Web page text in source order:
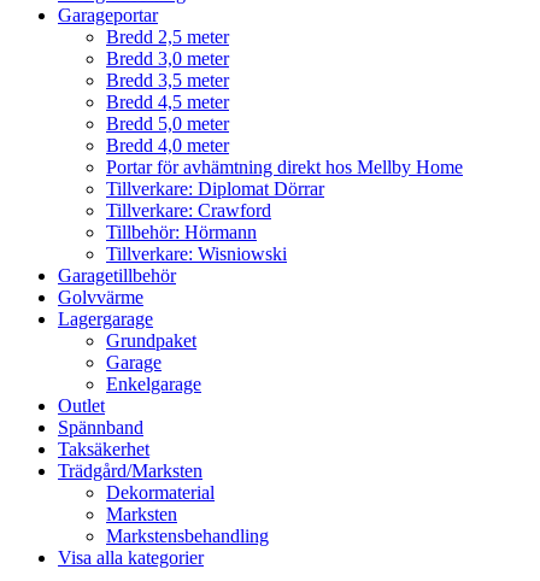
Garageportar
Bredd 2,5 meter
Bredd 3,0 meter
Bredd 3,5 meter
Bredd 4,5 meter
Bredd 5,0 meter
Bredd 4,0 meter
Portar för avhämtning direkt hos Mellby Home
Tillverkare: Diplomat Dörrar
Tillverkare: Crawford
Tillbehör: Hörmann
Tillverkare: Wisniowski
Garagetillbehör
Golvvärme
Lagergarage
Grundpaket
Garage
Enkelgarage
Outlet
Spännband
Taksäkerhet
Trädgård/Marksten
Dekormaterial
Marksten
Markstensbehandling
Visa alla kategorier